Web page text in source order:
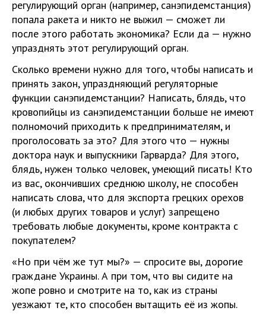
регулирующий орган (например, санэпидемстанция)
попала ракета и никто не выжил — сможет ли
после этого работать экономика? Если да — нужно
упразднять этот регулирующий орган.
Сколько времени нужно для того, чтобы написать и
принять закон, упраздняющий регуляторные
функции санэпидемстанции? Написать, блядь, что
кровопийцы из санэпидемстанции больше не имеют
полномочий приходить к предпринимателям, и
проголосовать за это? Для этого что — нужны
доктора наук и выпускники Гарварда? Для этого,
блядь, нужен только человек, умеющий писать! Кто
из вас, окончивших среднюю школу, не способен
написать слова, что для экспорта грецких орехов
(и любых других товаров и услуг) запрещено
требовать любые документы, кроме контракта с
покупателем?
«Но при чём же тут мы?» — спросите вы, дорогие
граждане Украины. А при том, что вы сидите на
жопе ровно и смотрите на то, как из страны
уезжают те, кто способен вытащить её из жопы.